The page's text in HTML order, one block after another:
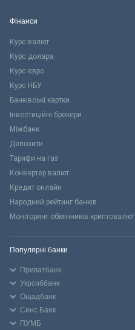
Фінанси
Курс валют
Курс долара
Курс євро
Курс НБУ
Банківські картки
Інвестиційні брокери
Міжбанк
Депозити
Тарифи на газ
Конвертер валют
Кредит онлайн
Народний рейтинг банків
Моніторинг обмінників криптовалют
Популярні банки
Приватбанк
Укрсиббанк
Ощадбанк
Сенс Банк
ПУМБ